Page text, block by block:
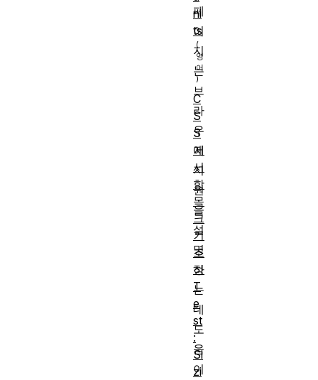
페
이
지
는
브
라
우
저
지
원
을
설
명
하
는
데
도
움
이
ni
ts
C
S
S
에
서
항
목
크
기
조
정
T
e
st
:
Si
zi